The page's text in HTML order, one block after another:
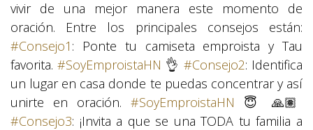
vivir de una mejor manera este momento de
oración. Entre los principales consejos están:
#Consejo1 : Ponte tu camiseta emproista y Tau
favorita.#SoyEmproistaHN 👌 #Consejo2: Identifica
un lugar en casa donde te puedas concentrar y así
unirte en oración. #SoyEmproistaHN 😇
🙏🏽
#Consejo3: ¡Invita a que se una TODA tu familia a